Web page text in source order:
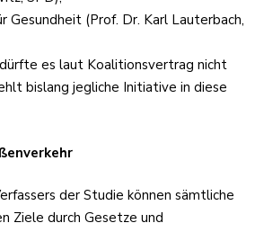
Gesundheit (Prof. Dr. Karl Lauterbach,
es laut Koalitionsvertrag nicht
bislang jegliche Initiative in diese
der Studie können sämtliche
Ziele durch Gesetze und